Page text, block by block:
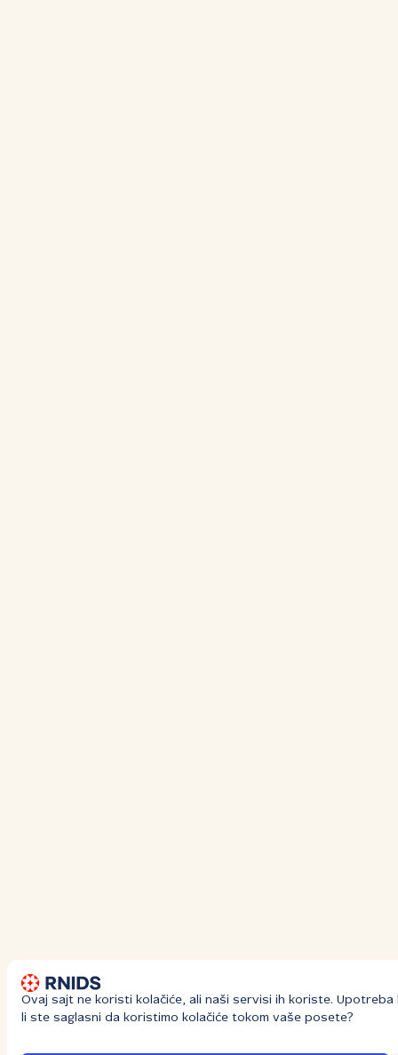
Ovaj sajt ne koristi kolačiće, ali naši servisi ih koriste. Upotreba
li ste saglasni da koristimo kolačiće tokom vaše posete?